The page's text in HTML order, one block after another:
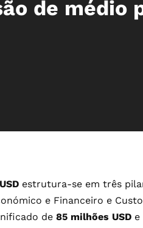
de médio
estrutura-se em três
e Financeiro e
de 85 milhões USD e